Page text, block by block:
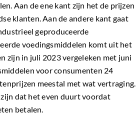
Aan de ene kant zijn het de prijzen
klanten. Aan de andere kant gaat
geproduceerde
voedingsmiddelen komt uit het
zijn in juli 2023 vergeleken met juni
voor consumenten 24
meestal met wat vertraging.
dat het even duurt voordat
betalen.